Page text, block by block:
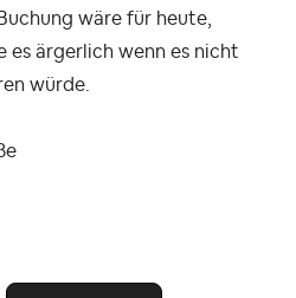
wäre für heute,
es ärgerlich wenn es nicht
würde.